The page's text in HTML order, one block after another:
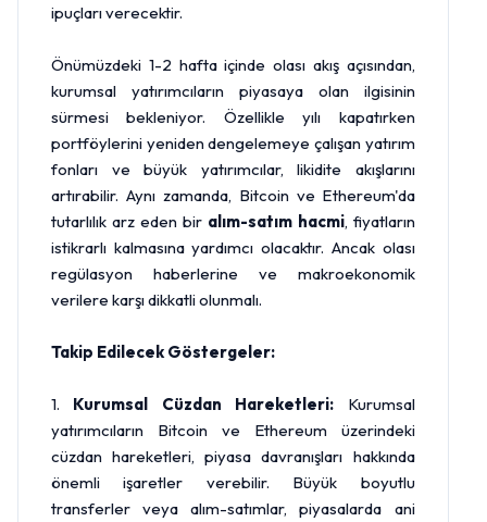
ipuçları verecektir.
Önümüzdeki 1-2 hafta içinde olası akış açısından,
kurumsal yatırımcıların piyasaya olan ilgisinin
sürmesi bekleniyor. Özellikle yılı kapatırken
portföylerini yeniden dengelemeye çalışan yatırım
fonları ve büyük yatırımcılar, likidite akışlarını
artırabilir. Aynı zamanda, Bitcoin ve Ethereum'da
tutarlılık arz eden bir alım-satım hacmi, fiyatların
istikrarlı kalmasına yardımcı olacaktır. Ancak olası
regülasyon haberlerine ve makroekonomik
verilere karşı dikkatli olunmalı.
Takip Edilecek Göstergeler:
1. Kurumsal Cüzdan Hareketleri: Kurumsal
yatırımcıların Bitcoin ve Ethereum üzerindeki
cüzdan hareketleri, piyasa davranışları hakkında
önemli işaretler verebilir. Büyük boyutlu
transferler veya alım-satımlar, piyasalarda ani